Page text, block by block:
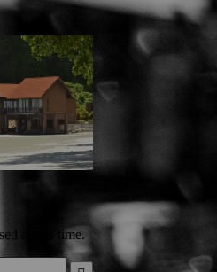
at this time.